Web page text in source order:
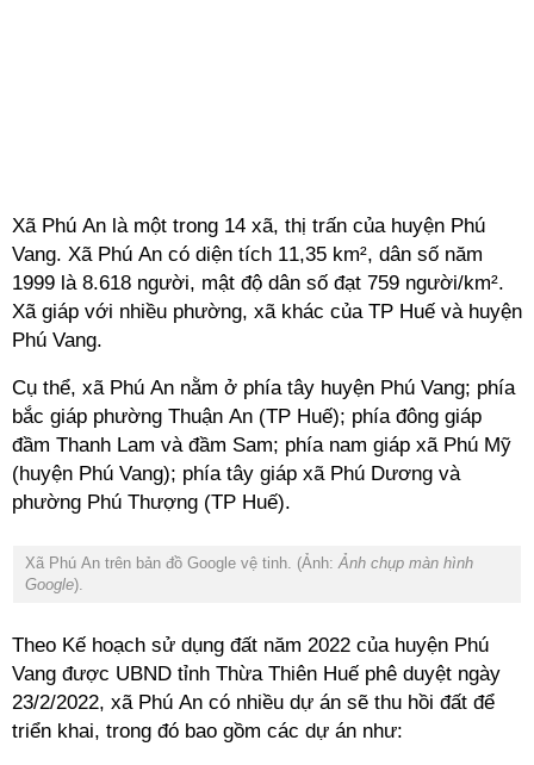
Xã Phú An là một trong 14 xã, thị trấn của huyện Phú
Vang. Xã Phú An có diện tích 11,35 km², dân số năm
1999 là 8.618 người, mật độ dân số đạt 759 người/km².
Xã giáp với nhiều phường, xã khác của TP Huế và huyện
Phú Vang.
Cụ thể, xã Phú An nằm ở phía tây huyện Phú Vang; phía
bắc giáp phường Thuận An (TP Huế); phía đông giáp
đầm Thanh Lam và đầm Sam; phía nam giáp xã Phú Mỹ
(huyện Phú Vang); phía tây giáp xã Phú Dương và
phường Phú Thượng (TP Huế).
Xã Phú An trên bản đồ Google vệ tinh. (Ảnh:Ảnh chụp màn hình
Google).
Theo Kế hoạch sử dụng đất năm 2022 của huyện Phú
Vang được UBND tỉnh Thừa Thiên Huế phê duyệt ngày
23/2/2022, xã Phú An có nhiều dự án sẽ thu hồi đất để
triển khai, trong đó bao gồm các dự án như: